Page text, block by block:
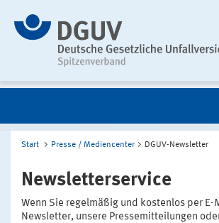
Start Presse / Mediencenter DGUV-Newsletter
Newsletterservice
Wenn Sie regelmäßig und kostenlos per E-
Newsletter, unsere Pressemitteilungen